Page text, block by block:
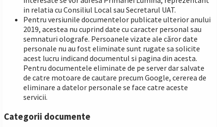
in relatia cu Consiliul Local sau Secretarul UAT.
Pentru versiunile documentelor publicate ulterior anului
2019, acestea nu cuprind date cu caracter personal sau
semnaturi olografe. Persoanele vizate ale căror date
personale nu au fost eliminate sunt rugate sa solicite
acest lucru indicand documentul si pagina din acesta.
Pentru documentele eliminate de pe server dar salvate
de catre motoare de cautare precum Google, cererea de
eliminare a datelor personale se face catre aceste
servicii.
Categorii documente